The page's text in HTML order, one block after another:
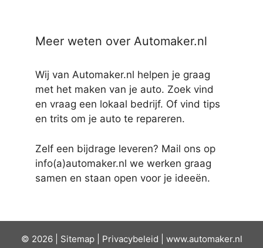
Meer weten over Automaker.nl
Wij van Automaker.nl helpen je graag
met het maken van je auto. Zoek vind
en vraag een lokaal bedrijf. Of vind tips
en trits om je auto te repareren.
Zelf een bijdrage leveren? Mail ons op
info(a)automaker.nl we werken graag
samen en staan open voor je ideeën.
© 2026 | Sitemap| Privacybeleid www.automaker.nl